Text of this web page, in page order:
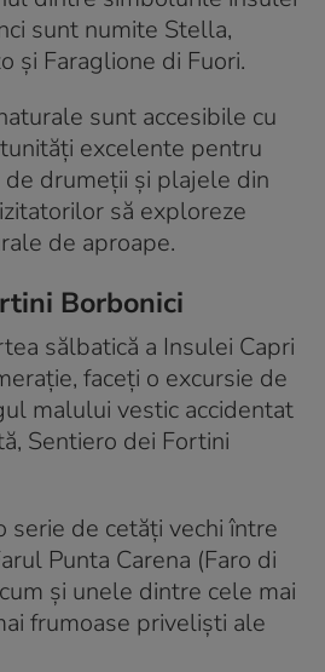
sunt numite Stella,
și Faraglione di Fuori.
sunt accesibile cu
excelente pentru
drumeții și plajele din
să exploreze
de aproape.
Borbonici
sălbatică a Insulei Capri
faceți o excursie de
malului vestic accidentat
Sentiero dei Fortini
serie de cetăți vechi între
Punta Carena (Faro di
și unele dintre cele mai
frumoase priveliști ale